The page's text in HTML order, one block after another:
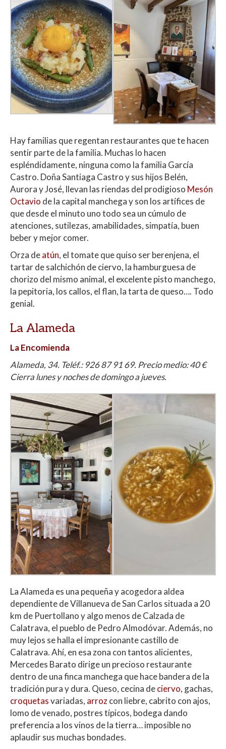
Hay familias que regentan restaurantes que te hacen
sentir parte de la familia. Muchas lo hacen
espléndidamente, ninguna como la familia García
Castro. Doña Santiaga Castro y sus hijos Belén,
Aurora y José, llevan las riendas del prodigioso Mesón
Octavio de la capital manchega y son los artífices de
que desde el minuto uno todo sea un cúmulo de
atenciones, sutilezas, amabilidades, simpatía, buen
beber y mejor comer.
Orza deatún, el tomate que quiso ser berenjena, el
tartar de salchichón de ciervo, la hamburguesa de
chorizo del mismo animal, el excelente pisto manchego,
la pepitoria, los callos, el flan, la tarta de queso…. Todo
genial.
La Alameda
La Encomienda
Alameda, 34. Teléf.: 926 87 91 69. Precio medio: 40 €
Cierra lunes y noches de domingo a jueves.
La Alameda es una pequeña y acogedora aldea
dependiente de Villanueva de San Carlos situada a 20
km de Puertollano y algo menos de Calzada de
Calatrava, el pueblo de Pedro Almodóvar. Además, no
muy lejos se halla el impresionante castillo de
Calatrava. Ahí, en esa zona con tantos alicientes,
Mercedes Barato dirige un precioso restaurante
dentro de una finca manchega que hace bandera de la
tradición pura y dura. Queso, cecina deciervo, gachas,
croquetasvariadas, arrozcon liebre, cabrito con ajos,
lomo de venado, postres típicos, bodega dando
preferencia a los vinos de la tierra… imposible no
aplaudir sus muchas bondades.